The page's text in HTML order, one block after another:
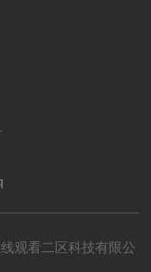
观看二区科技有限公